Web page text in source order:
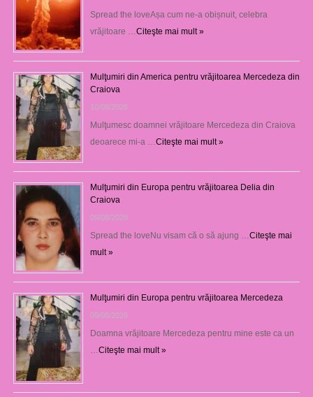
Spread the loveAșa cum ne-a obișnuit, celebra
vrăjitoare …Citeşte mai mult »
Mulţumiri din America pentru vrăjitoarea Mercedeza din
Craiova
10/08/2026
Mulţumesc doamnei vrăjitoare Mercedeza din Craiova
deoarece mi-a …Citeşte mai mult »
Mulţumiri din Europa pentru vrăjitoarea Delia din
Craiova
09/08/2026
Spread the loveNu visam că o să ajung …Citeşte mai
mult »
Mulţumiri din Europa pentru vrăjitoarea Mercedeza
09/08/2026
Doamna vrăjitoare Mercedeza pentru mine este ca un
…Citeşte mai mult »